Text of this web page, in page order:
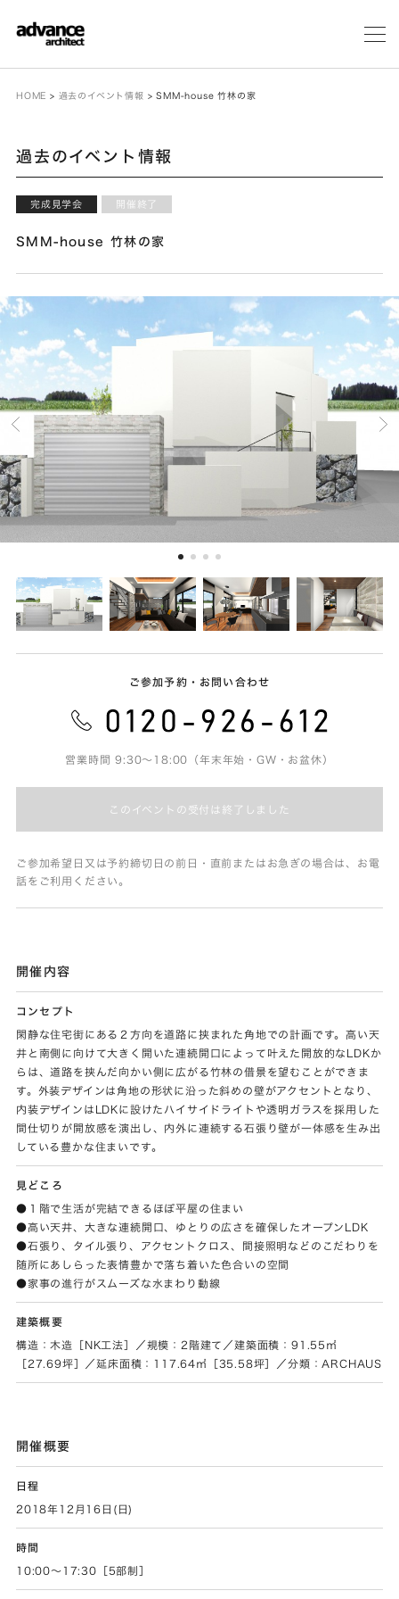
メ
HOME > 過去のイベント情報 >SMM-house 竹林の家
過去のイベント情報
完成見学会 開催終了
SMM-house 竹林の家
ご参加予約・お問い合わせ
営業時間 9:30～18:00（年末年始・GW・お盆休）
このイベントの受付は終了しました
ご参加希望日又は予約締切日の前日・直前またはお急ぎの場合は、お電
話をご利用ください。
開催内容
コンセプト
閑静な住宅街にある２方向を道路に挟まれた角地での計画です。高い天
井と南側に向けて大きく開いた連続開口によって叶えた開放的なLDKか
らは、道路を挟んだ向かい側に広がる竹林の借景を望むことができま
す。外装デザインは角地の形状に沿った斜めの壁がアクセントとなり、
内装デザインはLDKに設けたハイサイドライトや透明ガラスを採用した
間仕切りが開放感を演出し、内外に連続する石張り壁が一体感を生み出
している豊かな住まいです。
見どころ
●１階で生活が完結できるほぼ平屋の住まい
●高い天井、大きな連続開口、ゆとりの広さを確保したオープンLDK
●石張り、タイル張り、アクセントクロス、間接照明などのこだわりを
随所にあしらった表情豊かで落ち着いた色合いの空間
●家事の進行がスムーズな水まわり動線
建築概要
構造：木造［NK工法］／規模：2階建て／建築面積：91.55㎡
［27.69坪］／延床面積：117.64㎡［35.58坪］／分類：ARCHAUS
開催概要
日程
2018年12月16日(日)
時間
10:00～17:30［5部制］